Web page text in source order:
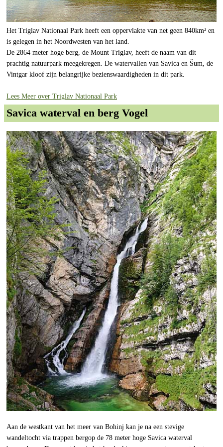
Het Triglav Nationaal Park heeft een oppervlakte van net geen 840km² en
is gelegen in het Noordwesten van het land.
De 2864 meter hoge berg, de Mount Triglav, heeft de naam van dit
prachtig natuurpark meegekregen. De watervallen van Savica en Šum, de
Vintgar kloof zijn belangrijke bezienswaardigheden in dit park.
Lees Meer over Triglav Nationaal Park
Savica waterval en berg Vogel
Aan de westkant van het meer van Bohinj kan je na een stevige
wandeltocht via trappen bergop de 78 meter hoge Savica waterval